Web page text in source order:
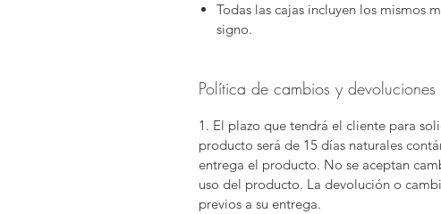
Todas las cajas incluyen los mismos
signo.
Política de cambios y devoluciones
1. El plazo que tendrá el cliente para
producto será de 15 días naturales
entrega el producto. No se aceptan
uso del producto. La devolución o
previos a su entrega.